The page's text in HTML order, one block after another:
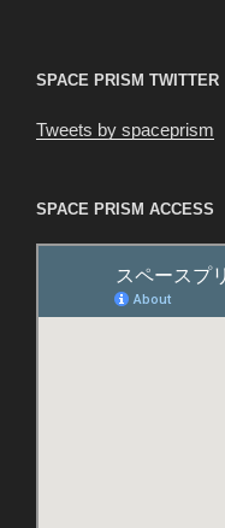
SPACE PRISM TWITTER
Tweets by spaceprism
SPACE PRISM ACCESS